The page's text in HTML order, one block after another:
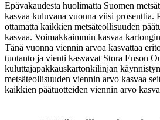
Epävakaudesta huolimatta Suomen
kasvaa kuluvana vuonna viisi prosenttia.
ottamatta kaikkien metsäteollisuuden
kasvaa. Voimakkaimmin kasvaa
Tänä vuonna viennin arvoa kasvattaa
tuotanto ja vienti kasvavat Stora Enson
kuluttajapakkauskartonkilinjan
metsäteollisuuden viennin arvo kasvaa
kaikkien päätuotteiden viennin arvo